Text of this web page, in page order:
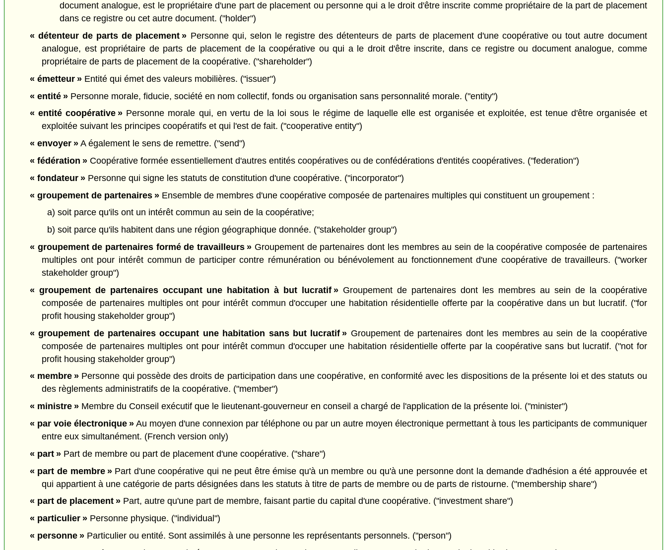
document analogue, est le propriétaire d'une part de placement ou personne qui a le droit d'être inscrite comme propriétaire de la part de placement
dans ce registre ou cet autre document. ("holder")
« détenteur de parts de placement » Personne qui, selon le registre des détenteurs de parts de placement d'une coopérative ou tout autre document
analogue, est propriétaire de parts de placement de la coopérative ou qui a le droit d'être inscrite, dans ce registre ou document analogue, comme
propriétaire de parts de placement de la coopérative. ("shareholder")
« émetteur »Entité qui émet des valeurs mobilières. ("issuer")
« entité »Personne morale, fiducie, société en nom collectif, fonds ou organisation sans personnalité morale. ("entity")
« entité coopérative » Personne morale qui, en vertu de la loi sous le régime de laquelle elle est organisée et exploitée, est tenue d'être organisée et
exploitée suivant les principes coopératifs et qui l'est de fait. ("cooperative entity")
« envoyer »A également le sens de remettre. ("send")
« fédération »Coopérative formée essentiellement d'autres entités coopératives ou de confédérations d'entités coopératives. ("federation")
« fondateur »Personne qui signe les statuts de constitution d'une coopérative. ("incorporator")
« groupement de partenaires »Ensemble de membres d'une coopérative composée de partenaires multiples qui constituent un groupement :
a) soit parce qu'ils ont un intérêt commun au sein de la coopérative;
b) soit parce qu'ils habitent dans une région géographique donnée. ("stakeholder group")
« groupement de partenaires formé de travailleurs » Groupement de partenaires dont les membres au sein de la coopérative composée de partenaires
multiples ont pour intérêt commun de participer contre rémunération ou bénévolement au fonctionnement d'une coopérative de travailleurs. ("worker
stakeholder group")
« groupement de partenaires occupant une habitation à but lucratif » Groupement de partenaires dont les membres au sein de la coopérative
composée de partenaires multiples ont pour intérêt commun d'occuper une habitation résidentielle offerte par la coopérative dans un but lucratif. ("for
profit housing stakeholder group")
« groupement de partenaires occupant une habitation sans but lucratif » Groupement de partenaires dont les membres au sein de la coopérative
composée de partenaires multiples ont pour intérêt commun d'occuper une habitation résidentielle offerte par la coopérative sans but lucratif. ("not for
profit housing stakeholder group")
« membre » Personne qui possède des droits de participation dans une coopérative, en conformité avec les dispositions de la présente loi et des statuts ou
des règlements administratifs de la coopérative. ("member")
« ministre »Membre du Conseil exécutif que le lieutenant-gouverneur en conseil a chargé de l'application de la présente loi. ("minister")
« par voie électronique »Au moyen d'une connexion par téléphone ou par un autre moyen électronique permettant à tous les participants de communiquer
entre eux simultanément. (French version only)
« part »Part de membre ou part de placement d'une coopérative. ("share")
« part de membre »Part d'une coopérative qui ne peut être émise qu'à un membre ou qu'à une personne dont la demande d'adhésion a été approuvée et
qui appartient à une catégorie de parts désignées dans les statuts à titre de parts de membre ou de parts de ristourne. ("membership share")
« part de placement »Part, autre qu'une part de membre, faisant partie du capital d'une coopérative. ("investment share")
« particulier »Personne physique. ("individual")
« personne »Particulier ou entité. Sont assimilés à une personne les représentants personnels. ("person")